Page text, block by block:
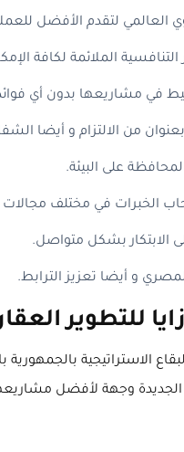
العالمي لتقدم الأفضل
الملائمة لكافة
في مشاريعها بدون أي
من الالتزام و أيضا
على البيئة.
الخبرات في مختلف مجالات
الابتكار بشكل متواصل.
و أيضا تعزيز الترابط.
للتطوير
الاستراتيجية
وجهة لأفضل